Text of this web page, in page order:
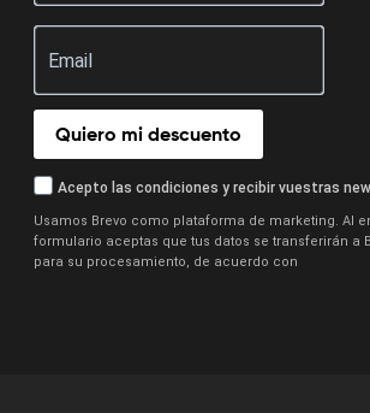
Quiero mi descuento
Acepto las condiciones y recibir vuestras
Usamos Brevo como plataforma de marketing. Al
formulario aceptas que tus datos se transferirán a
para su procesamiento, de acuerdo con